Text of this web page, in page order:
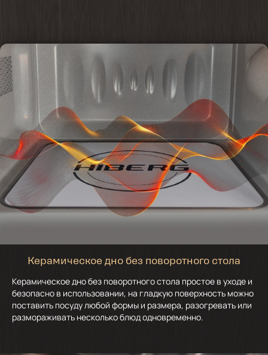
Керамическое дно без поворотного стола
Керамическое дно без поворотного стола простое в уходе и
безопасно в использовании, на гладкую поверхность можно
поставить посуду любой формы и размера, разогревать или
размораживать несколько блюд одновременно.